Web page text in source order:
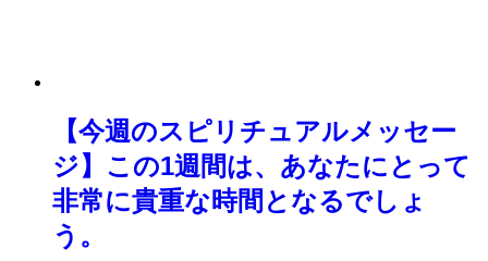
【今週のスピリチュアルメッセー
ジ】この1週間は、あなたにとって
非常に貴重な時間となるでしょ
う。